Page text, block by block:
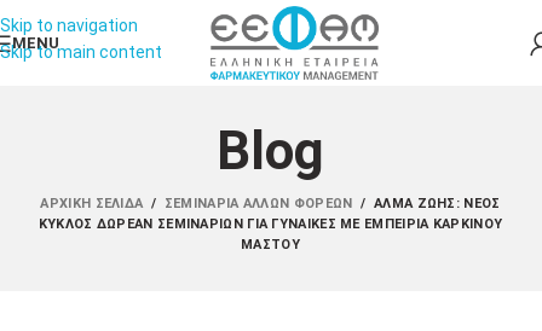
Skip to navigation
Skip to main content
MENU
Blog
ΑΡΧΙΚΉ ΣΕΛΊΔΑ / ΣΕΜΙΝΆΡΙΑ ΆΛΛΩΝ ΦΟΡΈΩΝ / ΆΛΜΑ ΖΩΉΣ: ΝΈΟΣ
ΚΎΚΛΟΣ ΔΩΡΕΆΝ ΣΕΜΙΝΑΡΊΩΝ ΓΙΑ ΓΥΝΑΊΚΕΣ ΜΕ ΕΜΠΕΙΡΊΑ ΚΑΡΚΊΝΟΥ
ΜΑΣΤΟΎ